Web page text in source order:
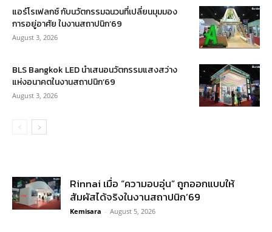
แอร์โรเฟลกซ์ กับนวัตกรรมฉนวนที่เปลี่ยนมุมมอง
การอยู่อาศัย ในงานสถาปนิก’69
August 3, 2026
BLS Bangkok LED นำเสนอนวัตกรรมแสงสว่าง
แห่งอนาคตในงานสถาปนิก’69
August 3, 2026
Rinnai เมื่อ “ความอบอุ่น” ถูกออกแบบให้
สัมผัสได้จริงในงานสถาปนิก’69
Kemisara - August 5, 2026